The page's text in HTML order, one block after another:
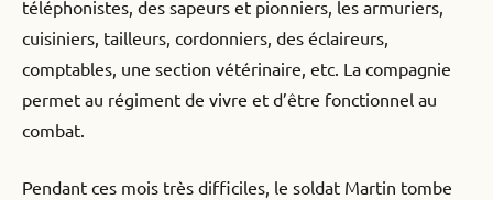
téléphonistes, des sapeurs et pionniers, les armuriers,
cuisiniers, tailleurs, cordonniers, des éclaireurs,
comptables, une section vétérinaire, etc. La compagnie
permet au régiment de vivre et d’être fonctionnel au
combat.
Pendant ces mois très difficiles, le soldat Martin tombe